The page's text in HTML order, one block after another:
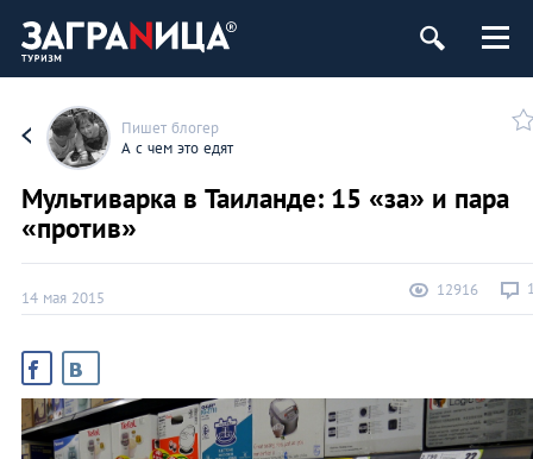
Пишет блогер
А с чем это едят
Мультиварка в Таиланде: 15 «за» и пара
«против»
14 мая 2015 12916